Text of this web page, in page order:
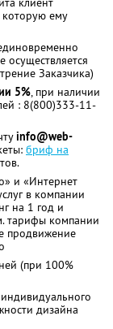
которую ему
осуществляется
Заказчика)
5%, при наличии
: 8(800)333-11-
info@web-
бриф на
и «Интернет
в компании
на 1 год и
тарифы компании
продвижение
(при 100%
дизайна